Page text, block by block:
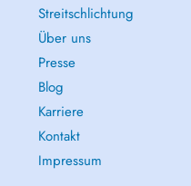
Streitschlichtung
Über uns
Presse
Blog
Karriere
Kontakt
Impressum